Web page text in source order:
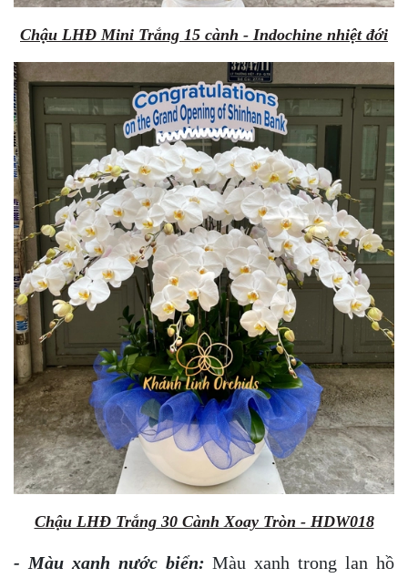
Chậu LHĐ Mini Trắng 15 cành - Indochine nhiệt đới
Chậu LHĐ Trắng 30 Cành Xoay Tròn - HDW018
- Màu xanh nước biển: Màu xanh trong lan hồ